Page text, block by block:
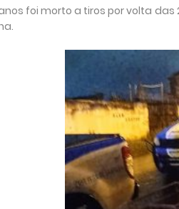
foi morto a tiros por volta